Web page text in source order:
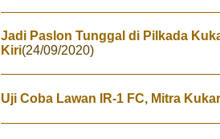
Jadi Paslon Tunggal di Pilkada
Kiri(24/09/2020)
Uji Coba Lawan IR-1 FC, Mitra